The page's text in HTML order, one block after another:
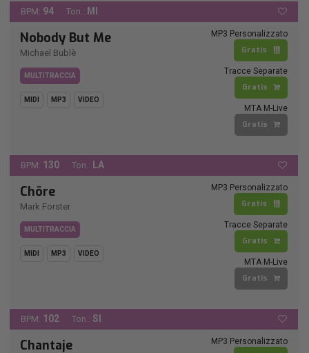
BPM: 94 Ton.: MI
Nobody But Me
Michael Bublè
MULTITRACCIA
MIDI MP3 VIDEO
MP3 Personalizzato
Gratis
Tracce Separate
Gratis
MTA M-Live
Gratis
BPM: 130 Ton.: LA
Chöre
Mark Forster
MULTITRACCIA
MIDI MP3 VIDEO
MP3 Personalizzato
Gratis
Tracce Separate
Gratis
MTA M-Live
Gratis
BPM: 102 Ton.: SI
Chantaje MP3 Personalizzato